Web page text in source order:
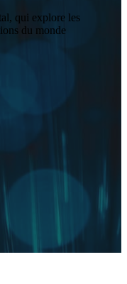
qui explore les
du monde